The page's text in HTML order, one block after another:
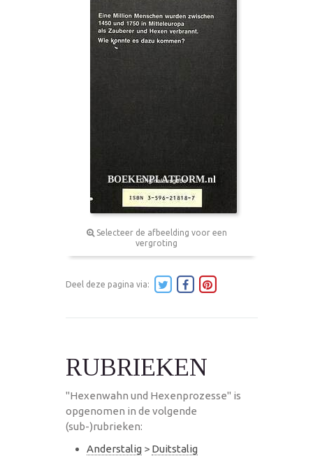
Selecteer de afbeelding voor een
vergroting
Deel deze pagina via:
RUBRIEKEN
"Hexenwahn und Hexenprozesse" is
opgenomen in de volgende
(sub-)rubrieken:
Anderstalig > Duitstalig